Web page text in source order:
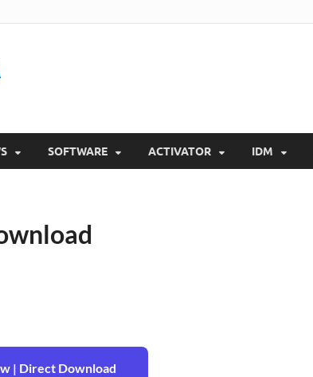
SOFTWARE ACTIVATOR IDM
| Direct Download